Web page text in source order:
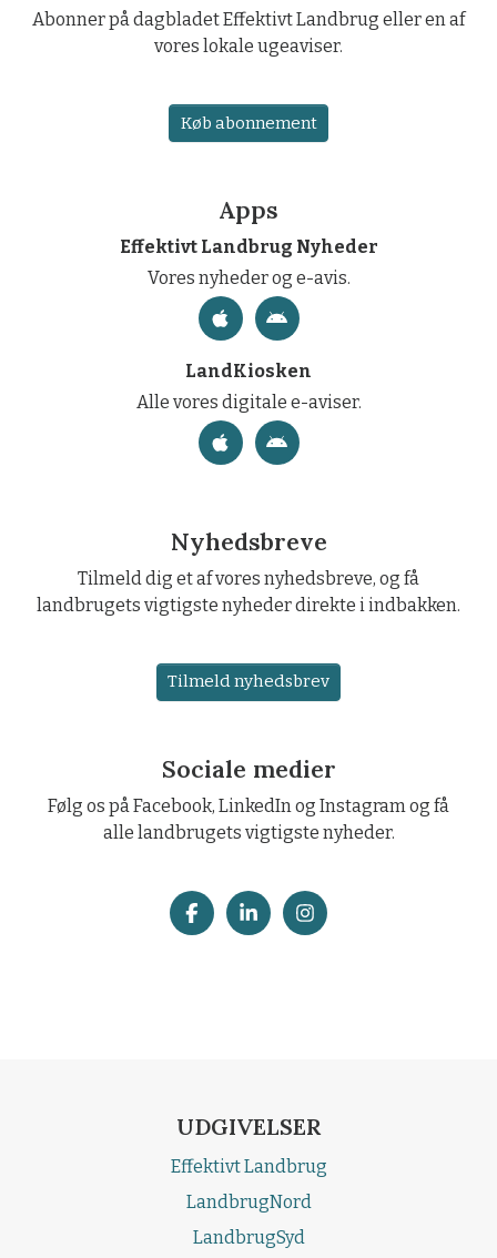
Abonner på dagbladet Effektivt Landbrug eller en af
vores lokale ugeaviser.
Køb abonnement
Apps
Effektivt Landbrug Nyheder
Vores nyheder og e-avis.
LandKiosken
Alle vores digitale e-aviser.
Nyhedsbreve
Tilmeld dig et af vores nyhedsbreve, og få
landbrugets vigtigste nyheder direkte i indbakken.
Tilmeld nyhedsbrev
Sociale medier
Følg os på Facebook, LinkedIn og Instagram og få
alle landbrugets vigtigste nyheder.
UDGIVELSER
Effektivt Landbrug
LandbrugNord
LandbrugSyd